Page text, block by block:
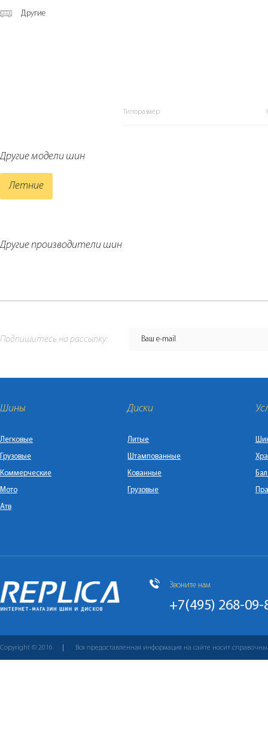
Другие
Типоразмер
Другие модели шин
Летние
Другие производители шин
Подпишитесь на рассылку:
Шины
Легковые
Грузовые
Коммерческие
Мото
Атв
Диски
Литые
Штампованные
Кованные
Грузовые
Звоните нам
+7(495) 268-09-
Copyright © 2016 Вся предоставленная информация на сайте носит